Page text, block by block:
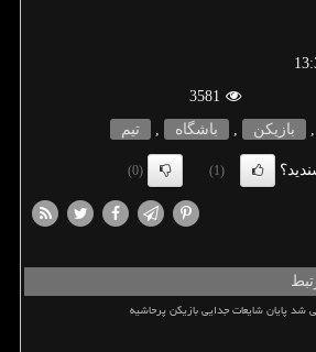
3581
, بازیكن , باشگاه , تیم
(1)
(0)
شد پایان شایعات جدایی بازیکن پرحاشیه